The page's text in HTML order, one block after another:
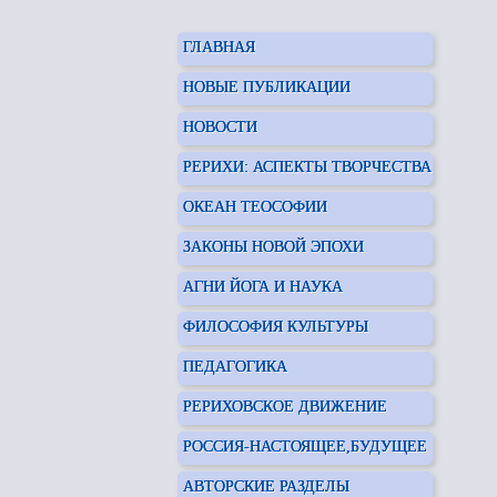
ГЛАВНАЯ
НОВЫЕ ПУБЛИКАЦИИ
НОВОСТИ
РЕРИХИ: АСПЕКТЫ ТВОРЧЕСТВА
ОКЕАН ТЕОСОФИИ
ЗАКОНЫ НОВОЙ ЭПОХИ
АГНИ ЙОГА И НАУКА
ФИЛОСОФИЯ КУЛЬТУРЫ
ПЕДАГОГИКА
РЕРИХОВСКОЕ ДВИЖЕНИЕ
РОССИЯ-НАСТОЯЩЕЕ,БУДУЩЕЕ
АВТОРСКИЕ РАЗДЕЛЫ